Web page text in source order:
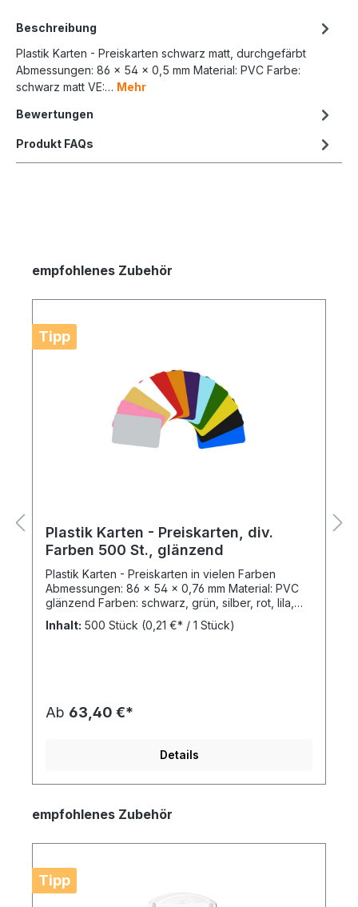
Beschreibung
Plastik Karten - Preiskarten schwarz matt, durchgefärbt
Abmessungen: 86 x 54 x 0,5 mm Material: PVC Farbe:
schwarz matt VE:… Mehr
Bewertungen
Produkt FAQs
empfohlenes Zubehör
Tipp
Plastik Karten - Preiskarten, div.
Farben 500 St., glänzend
Plastik Karten - Preiskarten in vielen Farben
Abmessungen: 86 x 54 x 0,76 mm Material: PVC
glänzend Farben: schwarz, grün, silber, rot, lila,
hell-blau, gold, dunkelblau, pink, gelb, weiß,
orange VE: 500 St. / Karton Gestalten Sie Ihre
abwischen. Unsere Preiskarten können auch mit
werden oder Sie wählen die Profivariante mit
unserem Kartendrucker-Starter-Set EDIKIO (diesen
einer professionellen Warenauszeichnung.
Ihren Erfolg!
Inhalt: 500 Stück (0,21 €* / 1 Stück)
Ab 63,40 €*
Details
empfohlenes Zubehör
Tipp